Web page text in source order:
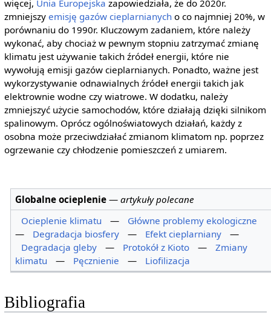
więcej, Unia Europejska zapowiedziała, że do 2020r.
zmniejszy emisję gazów cieplarnianycho co najmniej 20%, w
porównaniu do 1990r. Kluczowym zadaniem, które należy
wykonać, aby chociaż w pewnym stopniu zatrzymać zmianę
klimatu jest używanie takich źródeł energii, które nie
wywołują emisji gazów cieplarnianych. Ponadto, ważne jest
wykorzystywanie odnawialnych źródeł energii takich jak
elektrownie wodne czy wiatrowe. W dodatku, należy
zmniejszyć użycie samochodów, które działają dzięki silnikom
spalinowym. Oprócz ogólnoświatowych działań, każdy z
osobna może przeciwdziałać zmianom klimatom np. poprzez
ogrzewanie czy chłodzenie pomieszczeń z umiarem.
Globalne ocieplenie —artykuły polecane
Ocieplenie klimatu
—
Główne problemy ekologiczne
—
Degradacja biosfery — Efekt cieplarniany
—
Degradacja gleby
— Protokół z Kioto —
Zmiany
klimatu
— Pęcznienie — Liofilizacja
Bibliografia